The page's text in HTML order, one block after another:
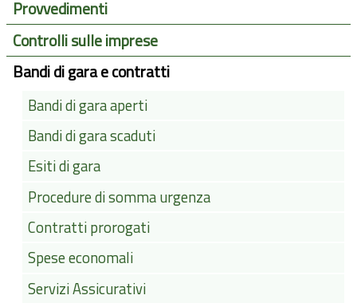
Provvedimenti
Controlli sulle imprese
Bandi di gara e contratti
Bandi di gara aperti
Bandi di gara scaduti
Esiti di gara
Procedure di somma urgenza
Contratti prorogati
Spese economali
Servizi Assicurativi